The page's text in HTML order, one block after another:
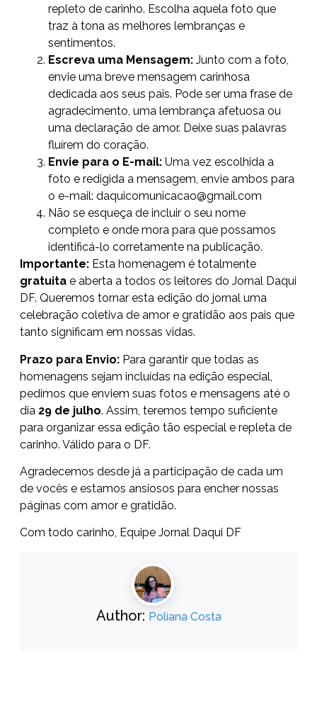
repleto de carinho. Escolha aquela foto que
traz à tona as melhores lembranças e
sentimentos.
Escreva uma Mensagem: Junto com a foto,
envie uma breve mensagem carinhosa
dedicada aos seus pais. Pode ser uma frase de
agradecimento, uma lembrança afetuosa ou
uma declaração de amor. Deixe suas palavras
fluírem do coração.
Envie para o E-mail: Uma vez escolhida a
foto e redigida a mensagem, envie ambos para
o e-mail: daquicomunicacao@gmail.com
Não se esqueça de incluir o seu nome
completo e onde mora para que possamos
identificá-lo corretamente na publicação.
Importante: Esta homenagem é totalmente
gratuita e aberta a todos os leitores do Jornal Daqui
DF. Queremos tornar esta edição do jornal uma
celebração coletiva de amor e gratidão aos pais que
tanto significam em nossas vidas.
Prazo para Envio: Para garantir que todas as
homenagens sejam incluídas na edição especial,
pedimos que enviem suas fotos e mensagens até o
dia 29 de julho. Assim, teremos tempo suficiente
para organizar essa edição tão especial e repleta de
carinho. Válido para o DF.
Agradecemos desde já a participação de cada um
de vocês e estamos ansiosos para encher nossas
páginas com amor e gratidão.
Com todo carinho, Equipe Jornal Daqui DF
Author: Poliana Costa